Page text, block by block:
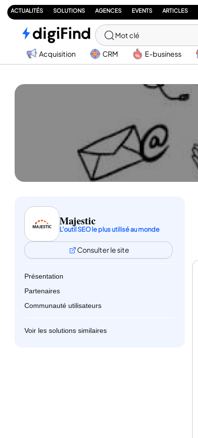
ACTUALITÉS SOLUTIONS AGENCES EVENTS ARTICLES
Mot clé
Acquisition CRM E-business
Majestic
L'outil SEO le plus utilisé au monde
Consulter le site
Présentation
Partenaires
Communauté utilisateurs
Voir les solutions similaires